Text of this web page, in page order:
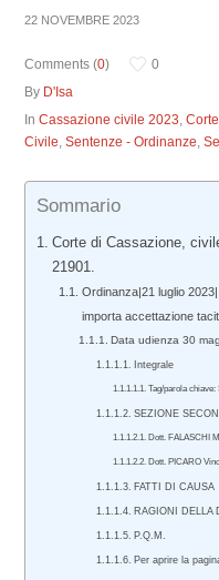
22 NOVEMBRE 2023
Comments (0)
0
By D'Isa
InCassazione civile 2023,
Civile,Sentenze - Ordinanze,
Sommario
Corte di Cassazione,
21901.
Ordinanza|21 luglio
importa accettazione
Data udienza 30
Integrale
Tag/parola
SEZIONE
Dott. FALASCHI
Dott. PICARO
FATTI DI CAUSA
RAGIONI DELLA
P.Q.M.
Per aprire la